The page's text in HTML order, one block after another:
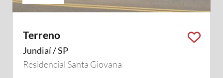
Terreno
Jundiaí / SP
Residencial Santa Giovana